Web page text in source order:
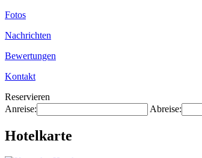
Fotos
Nachrichten
Bewertungen
Kontakt
Reservieren
Anreise:
Abreise:
Hotelkarte